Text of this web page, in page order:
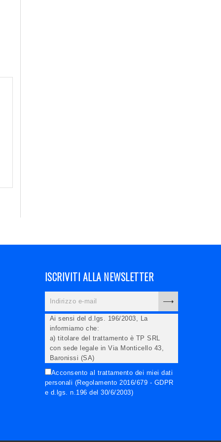
ISCRIVITI ALLA NEWSLETTER
Ai sensi del d.lgs. 196/2003, La
informiamo che:
a) titolare del trattamento è TP SRL
con sede legale in Via Monticello 43,
Baronissi (SA)
b) i Suoi dati saranno trattati (anche
elettronicamente) soltanto dagli
incaricati autorizzati, esclusivamente
per dare corso all'invio della newsletter
Acconsento al trattamento dei miei dati
personali (Regolamento 2016/679 - GDPR
e d.lgs. n.196 del 30/6/2003)